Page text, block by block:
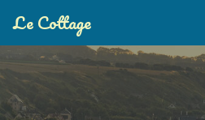
Le Cottage